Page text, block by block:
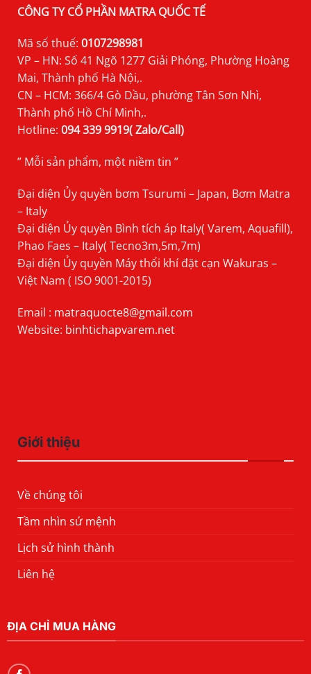
CÔNG TY CỔ PHẦN MATRA QUỐC TẾ
Mã số thuế: 0107298981
VP – HN: Số 41 Ngõ 1277 Giải Phóng, Phường Hoàng
Mai, Thành phố Hà Nội,.
CN – HCM: 366/4 Gò Dầu, phường Tân Sơn Nhì,
Thành phố Hồ Chí Minh,.
Hotline: 094 339 9919( Zalo/Call)
” Mỗi sản phẩm, một niềm tin ”
Đại diện Ủy quyền bơm Tsurumi – Japan, Bơm Matra
– Italy
Đại diện Ủy quyền Bình tích áp Italy( Varem, Aquafill),
Phao Faes – Italy( Tecno3m,5m,7m)
Đại diện Ủy quyền Máy thổi khí đặt cạn Wakuras –
Việt Nam ( ISO 9001-2015)
Email : matraquocte8@gmail.com
Website: binhtichapvarem.net
Giới thiệu
Về chúng tôi
Tầm nhìn sứ mệnh
Lịch sử hình thành
Liên hệ
ĐỊA CHỈ MUA HÀNG